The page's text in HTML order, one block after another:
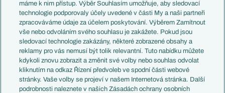
Představení týmů MS
EuroSkauting
PL v kostce
Evropské koeficienty
Přestupy
Přestupové spekulace
Zranění
Kluby
Arsenal FC
Německo
Španělsko
Argentina
Brazílie
Přestupy
Zápasy
Livescore
Tipovací soutěž
máme k nim přístup. Výběr Souhlasím umožňuje, aby sledovací
technologie podporovaly účely uvedené v části My a naši partneři
zpracováváme údaje za účelem poskytování. Výběrem Zamítnout
vše nebo odvoláním svého souhlasu je zakážete. Pokud jsou
sledovací technologie zakázány, některé zobrazené obsahy a
reklamy pro vás nemusí být tolik relevantní. Tuto nabídku můžete
kdykoli znovu zobrazit a změnit své volby nebo souhlas odvolat
kliknutím na odkaz Řízení předvoleb ve spodní části webové
stránky. Vaše volby se projeví v našem Internetová stránka. Další
podrobnosti naleznete v našich Zásadách ochrany osobních